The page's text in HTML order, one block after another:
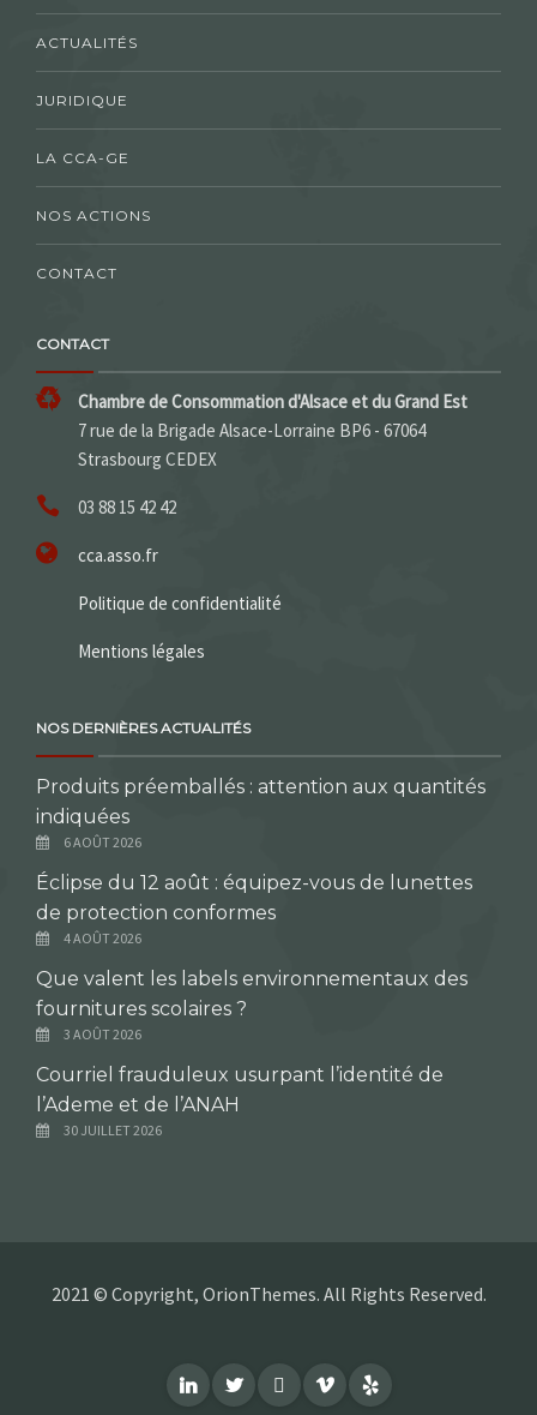
ACTUALITÉS
JURIDIQUE
LA CCA-GE
NOS ACTIONS
CONTACT
CONTACT
Chambre de Consommation d'Alsace et du Grand Est
7 rue de la Brigade Alsace-Lorraine BP6 - 67064
Strasbourg CEDEX
03 88 15 42 42
cca.asso.fr
Politique de confidentialité
Mentions légales
NOS DERNIÈRES ACTUALITÉS
Produits préemballés : attention aux quantités
indiquées
6 AOÛT 2026
Éclipse du 12 août : équipez-vous de lunettes
de protection conformes
4 AOÛT 2026
Que valent les labels environnementaux des
fournitures scolaires ?
3 AOÛT 2026
Courriel frauduleux usurpant l’identité de
l’Ademe et de l’ANAH
30 JUILLET 2026
2021 © Copyright, OrionThemes. All Rights Reserved.